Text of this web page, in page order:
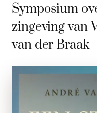
Symposium
zingeving van
van der Braak